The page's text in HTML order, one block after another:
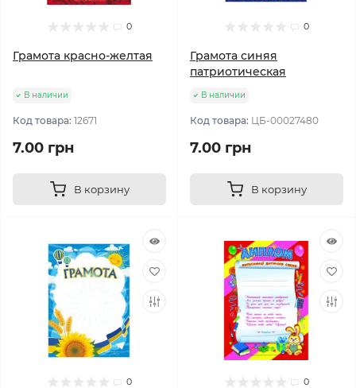
0
Грамота красно-желтая
В наличии
Код товара: 12671
7.00 грн
В корзину
0
Грамота синяя
патриотическая
В наличии
Код товара: ЦБ-00027480
7.00 грн
В корзину
0 0